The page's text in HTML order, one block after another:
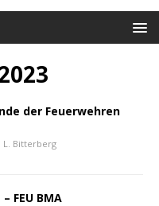
der Feuerwehren
L. Bitterberg
FEU BMA